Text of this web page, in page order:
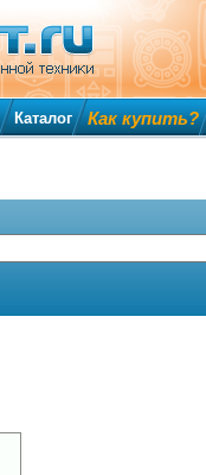
Каталог Как купить?